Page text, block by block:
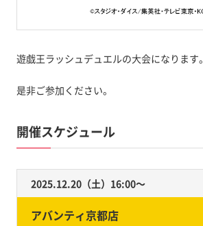
遊戯王ラッシュデュエルの大会になります。
是非ご参加ください。
開催スケジュール
2025.12.20（土）16:00〜
アバンティ京都店